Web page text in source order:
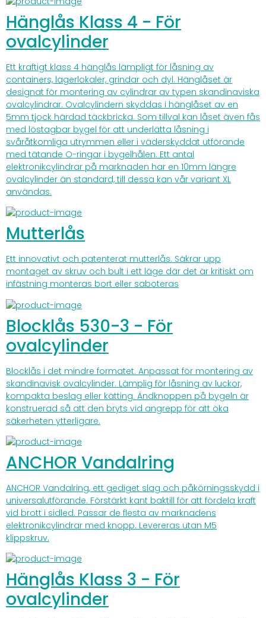
Hänglås Klass 4 - För
ovalcylinder
Ett kraftigt klass 4 hänglås lämpligt för låsning av
containers, lagerlokaler, grindar och dyl. Hänglåset är
designat för montering av cylindrar av typen skandinaviska
ovalcylindrar. Ovalcylindern skyddas i hänglåset av en
5mm tjock härdad täckbricka. Som tillval kan låset även fås
med löstagbar bygel för att underlätta låsning i
svåråtkomliga utrymmen eller i väderskyddat utförande
med tätande O-ringar i bygelhålen. Ett antal
elektronikcylindrar på marknaden har en 10mm längre
ovalcylinder än standard, till dessa kan vår variant XL
användas.
Mutterlås
Ett innovativt och patenterat mutterlås. Säkrar upp
montaget av skruv och bult i ett läge där det är kritiskt om
infästning monteras bort eller saboteras
Blocklås 530-3 - För
ovalcylinder
Blocklås i det mindre formatet. Anpassat för montering av
skandinavisk ovalcylinder. Lämplig för låsning av luckor,
kompakta beslag eller kätting. Ändknoppen på bygeln är
konstruerad så att den bryts vid angrepp för att öka
säkerheten ytterligare.
ANCHOR Vandalring
ANCHOR Vandalring, ett gediget slag och påkörningsskydd i
universalutförande. Förstärkt kant baktill för att fördela kraft
vid brott i sidled. Passar de flesta av marknadens
elektronikcylindrar med knopp. Levereras utan M5
klippskruv.
Hänglås Klass 3 - För
ovalcylinder